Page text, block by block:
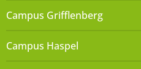
Campus Grifflenberg
Campus Haspel